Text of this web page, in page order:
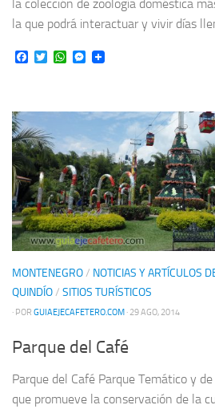
la colección de zoología doméstica
la que podrá interactuar y vivir días
Facebook
TwitterWhatsApp
Messenger
MONTENEGRO/ NOTICIAS Y ARTÍCULOS
QUINDÍO/ SITIOS TURÍSTICOS
· POR GUIAEJECAFETERO.COM · 29 AGO, 2014
Parque del Café
Parque del Café Parque Temático y
que promueve la conservación de la